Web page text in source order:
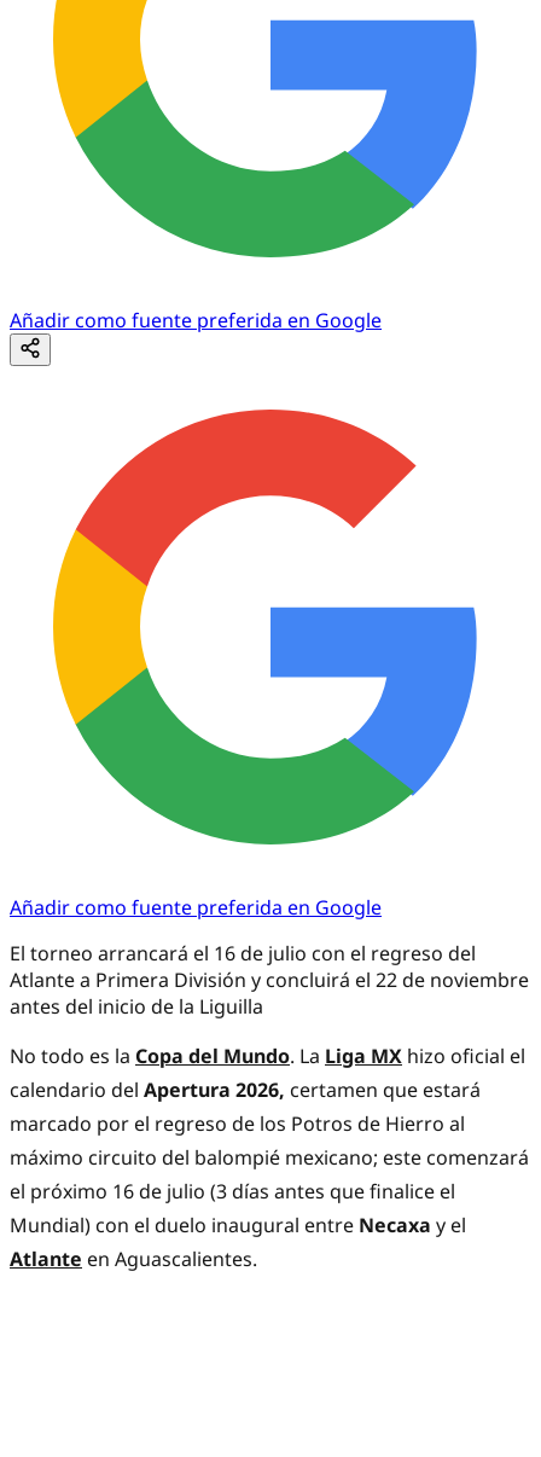
Añadir como fuente preferida en Google
Añadir como fuente preferida en Google
El torneo arrancará el 16 de julio con el regreso del
Atlante a Primera División y concluirá el 22 de noviembre
antes del inicio de la Liguilla
No todo es la Copa del Mundo. La Liga MX hizo oficial el
calendario del Apertura 2026, certamen que estará
marcado por el regreso de los Potros de Hierro al
máximo circuito del balompié mexicano; este comenzará
el próximo 16 de julio (3 días antes que finalice el
Mundial) con el duelo inaugural entre Necaxa y el
Atlante en Aguascalientes.